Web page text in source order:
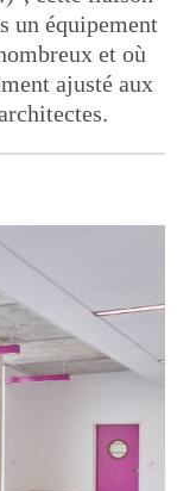
un équipement
et où
ajusté aux